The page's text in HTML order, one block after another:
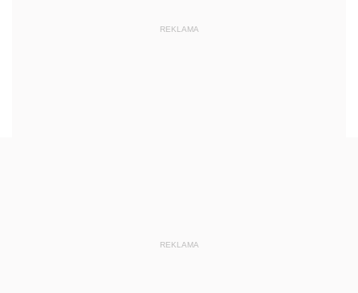
REKLAMA
REKLAMA